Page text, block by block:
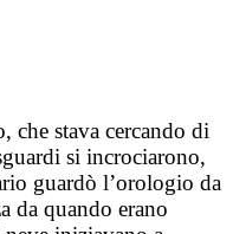
che stava cercando di
si incrociarono,
guardò l’orologio da
da quando erano